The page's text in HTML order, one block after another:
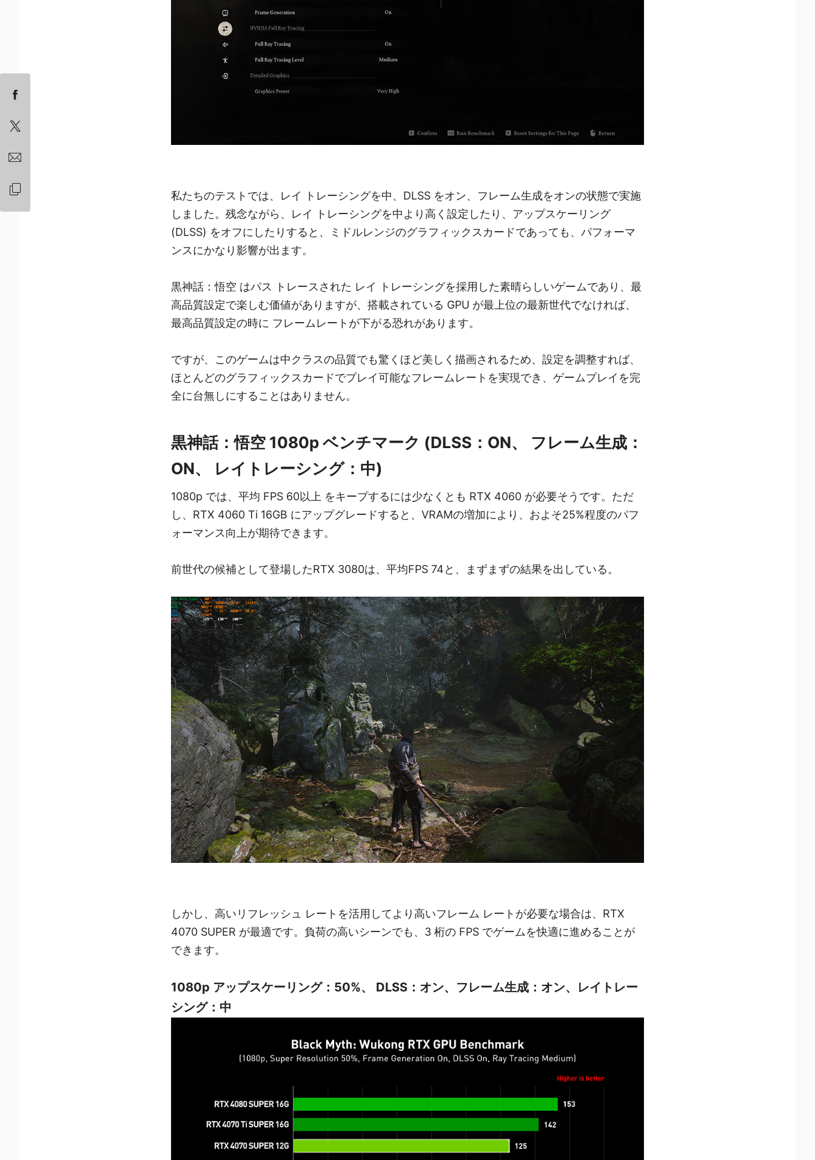
私たちのテストでは、レイ トレーシングを中、DLSS をオン、フレーム生成をオンの状態で実施
しました。残念ながら、レイ トレーシングを中より高く設定したり、アップスケーリング
(DLSS) をオフにしたりすると、ミドルレンジのグラフィックスカードであっても、パフォーマ
ンスにかなり影響が出ます。
黒神話：悟空 はパス トレースされた レイ トレーシングを採用した素晴らしいゲームであり、最
高品質設定で楽しむ価値がありますが、搭載されている GPU が最上位の最新世代でなければ、
最高品質設定の時に フレームレートが下がる恐れがあります。
ですが、このゲームは中クラスの品質でも驚くほど美しく描画されるため、設定を調整すれば、
ほとんどのグラフィックスカードでプレイ可能なフレームレートを実現でき、ゲームプレイを完
全に台無しにすることはありません。
黒神話：悟空 1080p ベンチマーク (DLSS：ON、 フレーム生成：
ON、 レイトレーシング：中)
1080p では、平均 FPS 60以上 をキープするには少なくとも RTX 4060 が必要そうです。ただ
し、RTX 4060 Ti 16GB にアップグレードすると、VRAMの増加により、およそ25%程度のパフ
ォーマンス向上が期待できます。
前世代の候補として登場したRTX 3080は、平均FPS 74と、まずまずの結果を出している。
しかし、高いリフレッシュ レートを活用してより高いフレーム レートが必要な場合は、RTX
4070 SUPER が最適です。負荷の高いシーンでも、3 桁の FPS でゲームを快適に進めることが
できます。
1080p アップスケーリング：50%、 DLSS：オン、フレーム生成：オン、レイトレー
シング：中